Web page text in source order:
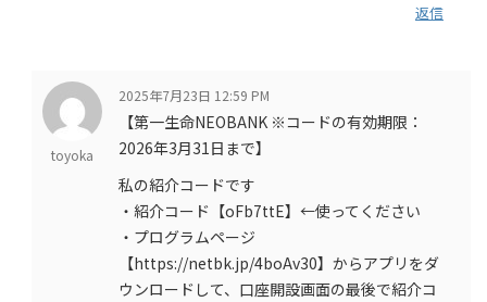
返信
toyoka
2025年7月23日 12:59 PM
【第一生命NEOBANK ※コードの有効期限：
2026年3月31日まで】
私の紹介コードです
・紹介コード【oFb7ttE】←使ってください
・プログラムページ
【https://netbk.jp/4boAv30】からアプリをダ
ウンロードして、口座開設画面の最後で紹介コ